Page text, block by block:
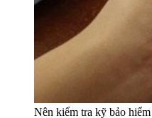
Nên kiểm tra kỹ bảo